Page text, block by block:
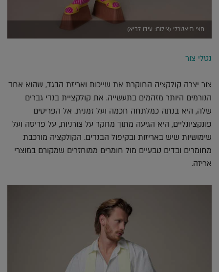
חצי תיאטרלי (צילום: עידו לביא)
נטלי צור
צור יצרה קולקציה החוקרת את שייכות ואריזת הבגד, שהוא אחד
הגורמים היותר מזהמים בתעשייה. את קולקציית בגדי גברים
שלה, היא בנתה כמלתחה חכמה ועל זמנית. אל הפריטים
פונקציונליים, היא הגיעה מתוך מחקר על צורניות, על פריסה ועל
שימושיות שיש באריזות ובקיפול הבגדים. הקולקציה מורכבת
מחומרים ובדים טבעיים מול חומרים ממוחזרים שמקורם במוצרי
אריזה.